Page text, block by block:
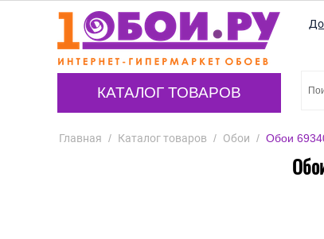
КАТАЛОГ ТОВАРОВ
Главная / Каталог товаров / Обои / Обои